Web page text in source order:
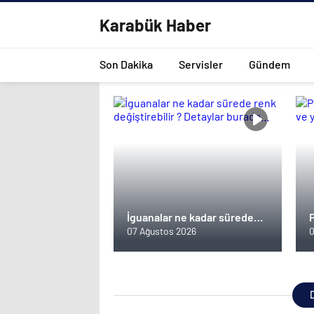
Karabük Haber
Son Dakika Servisler Gündem
İguanalar ne kadar sürede
renk değiştirebilir ? Detaylar
07 Ağustos 2026